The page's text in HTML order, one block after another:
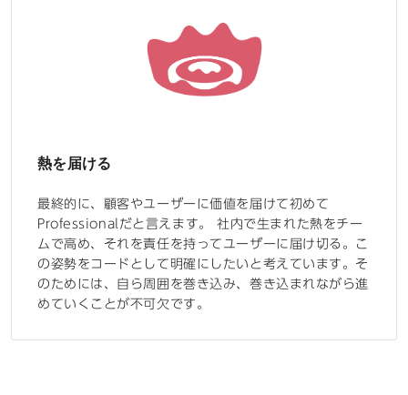
熱を届ける
最終的に、顧客やユーザーに価値を届けて初めて
Professionalだと言えます。 社内で生まれた熱をチー
ムで高め、それを責任を持ってユーザーに届け切る。こ
の姿勢をコードとして明確にしたいと考えています。そ
のためには、自ら周囲を巻き込み、巻き込まれながら進
めていくことが不可欠です。